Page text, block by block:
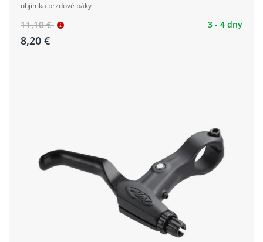
objímka brzdové páky
11,10 €
8,20 €
3 - 4 dny